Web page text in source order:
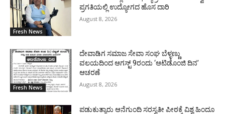
Fresh News
ಪ್ರಗತಿಯಲ್ಲಿ ಉದ್ಯೋಗದ ಹೊಸ ದಾರಿ
August 8, 2026
Fresh News
ದೇವಾಡಿಗ ಸಮಾಜ ಸೇವಾ ಸಂಘ ಬೆಳ್ಳಣ್ಣು
ವಲಯದಿಂದ ಆಗಸ್ಟ್ 9ರಂದು ‘ಆಟಿಡೊಂಜಿ ದಿನ’
ಆಚರಣೆ
August 8, 2026
ಪಡುಕುತ್ಯಾರು ಆನೆಗುಂದಿ ಸರಸ್ವತೀ ಪೀಠಕ್ಕೆ ವಿಶ್ವ ಹಿಂದೂ